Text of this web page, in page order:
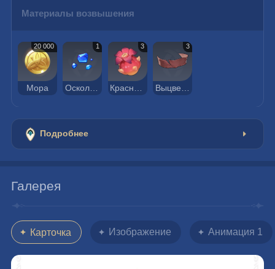
Материалы возвышения
20 000
Мора
1
Осколок лазурита Варунада
3 3
Подробнее
Галерея
Карточка Изображение Анимация 1